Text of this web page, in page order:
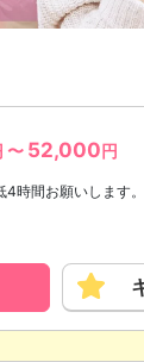
〜 52,000円
時間お願いします。